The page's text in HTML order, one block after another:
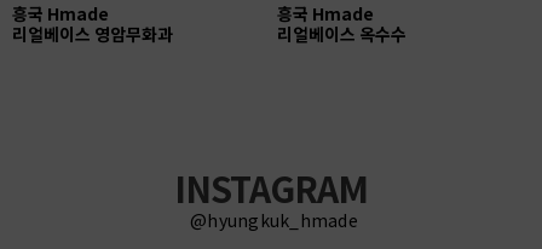
흥국 Hmade
리얼베이스 영암무화과
흥국 Hmade
리얼베이스 옥수수
INSTAGRAM
@hyungkuk_hmade